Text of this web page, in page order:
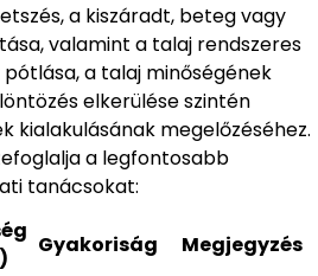
a kiszáradt, beteg vagy
valamint a talaj rendszeres
a talaj minőségének
elkerülése szintén
kialakulásának megelőzéséhez.
a legfontosabb
tanácsokat:
Gyakoriság Megjegyzés